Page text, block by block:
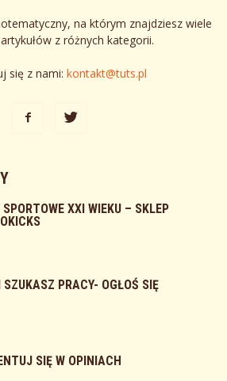
na którym znajdziesz wiele
z różnych kategorii.
się z nami: kontakt@tuts.pl
SPORTOWE XXI WIEKU – SKLEP
SZUKASZ PRACY- OGŁOŚ SIĘ
SIĘ W OPINIACH